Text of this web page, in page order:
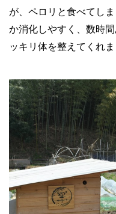
が、ペロリと食べてし
か消化しやすく、数時
ッキリ体を整えてくれま